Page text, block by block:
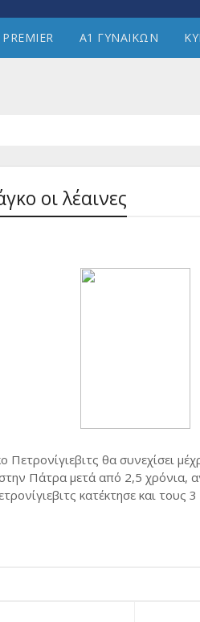
Α1 ΓΥΝΑΙΚΩΝ
οι λέαινες
θα συνεχίσει
Πάτρα μετά από 2,5 χρόνια,
κατέκτησε και